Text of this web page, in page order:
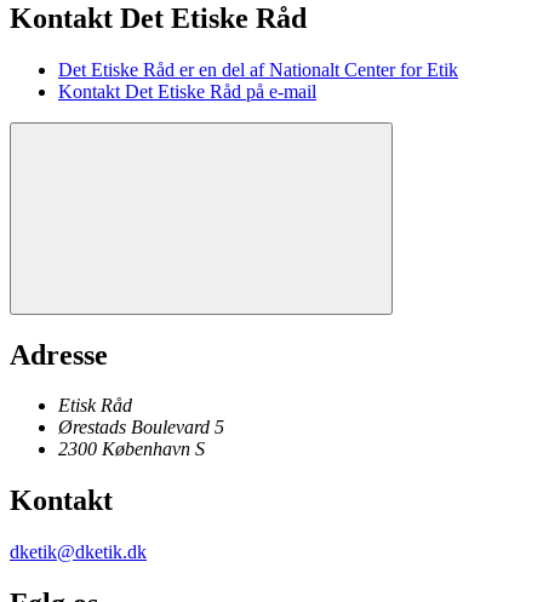
Kontakt Det Etiske Råd
Det Etiske Råd er en del af Nationalt Center for Etik
Kontakt Det Etiske Råd på e-mail
Adresse
Etisk Råd
Ørestads Boulevard 5
2300 København S
Kontakt
dketik@dketik.dk